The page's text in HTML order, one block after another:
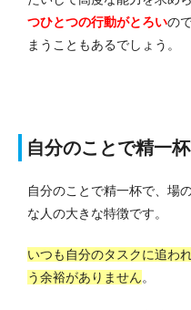
つひとつの行動がとろいの
まうこともあるでしょう。
自分のことで精一
自分のことで精一杯で、場
な人の大きな特徴です。
いつも自分のタスクに追わ
う余裕がありません。